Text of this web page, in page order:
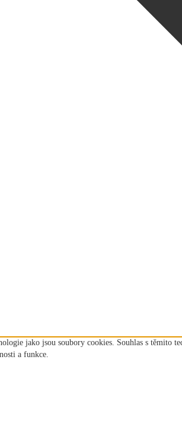
jako jsou soubory cookies. Souhlas s těmito
a funkce.